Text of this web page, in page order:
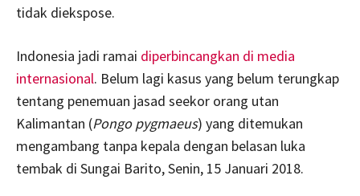
tidak diekspose.
Indonesia jadi ramai diperbincangkan di media
internasional. Belum lagi kasus yang belum terungkap
tentang penemuan jasad seekor orang utan
Kalimantan (Pongo pygmaeus) yang ditemukan
mengambang tanpa kepala dengan belasan luka
tembak di Sungai Barito, Senin, 15 Januari 2018.